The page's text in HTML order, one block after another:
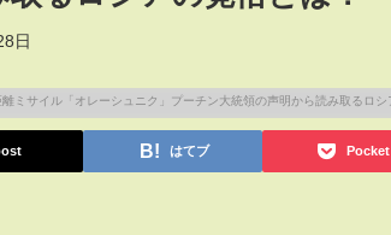
日
はてブ Pocket